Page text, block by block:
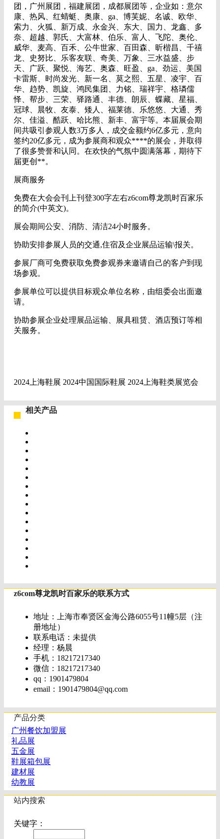
团，广州展团，福建展团，成都展团等，企业如：意尔
康、热风、红蜻蜓、奥康、ga、博芙妮、名诚、欧华、
索力、火狐、新万成、永金兴、东大、国力、龙鑫、多
奈、超越、郭氏、大富林、伯乐、富人、飞陀、奥伦、
威华、麦高、百禾、公牛世家、百田森、昕楷昌、千禧
龙、史努比、乐客友联、奇美、万象、三水益盛、步
天、广跃、聚悦、海艺、奥森、旺盈、ga、劲运、美国
卡雷斯、时尚发光、新一名、莫之熙、五星、凌宇、百
华、趋势、凯旋、鸿民集团、力铭、瑞祥宇、格璘儒
怿、帮步、三荣、驿路通、丰德、朗辰、蝶藏、星福、
冠球、晨牧、友泰、矮人、福莱德、乐悠悠、大通、秀
尔、佳溢、酷跃、哈比熊、新丰、富宇等。本届展会期
间共吸引参观人数3万多人，成交金额约6亿多元，意向
签约20亿多元，成为参展商和观众****的展会，并取得
了很多赞誉和认同。在欢快的气氛中圆满落幕，期待下
届更创**。
展商服务
免费在大会会刊上刊登300字左右z6com尊龙凯时百家乐
的简介(中英文)。
展会期间公安、消防、清洁24小时服务。
协助安排参展人员的交通,住宿及企业展品运输\报关。
参展厂商可免费获取免费参观券来邀请自己的客户到现
场参观。
参展单位可以提供目标观众单位名称，由组委会出面邀
请。
协助参展企业处理展品运输、展具租赁、酒店预订等相
关服务。
2024上海鞋展 2024中国国际鞋展 2024上海鞋类展览会
相关产品
z6com尊龙凯时百家乐的联系方式
地址：上海市奉贤区金海公路6055号11幢5层（注
册地址）
联系电话：未提供
经理：杨晨
手机：18217217340
微信：18217217340
qq：1901479804
email： 1901479804@qq.com
产品分类
广州餐饮加盟展
礼品展
五金展
鞋展箱包展
建材展
幼教展
站内搜索
关键字：